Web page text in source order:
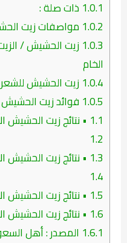
1.0.1 ذات صلة :
1.0.2 مواصفات زيت
1.0.3 زيت الحشيش /
الخام
1.0.4 زيت الحشيش
1.0.5 فوائد زيت الحشيش
1.1 • نتائج زيت الحشيش
1.2
1.3 • نتائج زيت الحشيش
1.4
1.5 • نتائج زيت الحشيش
1.6 • نتائج زيت الحشيش
1.6.1 المصدر : أهل